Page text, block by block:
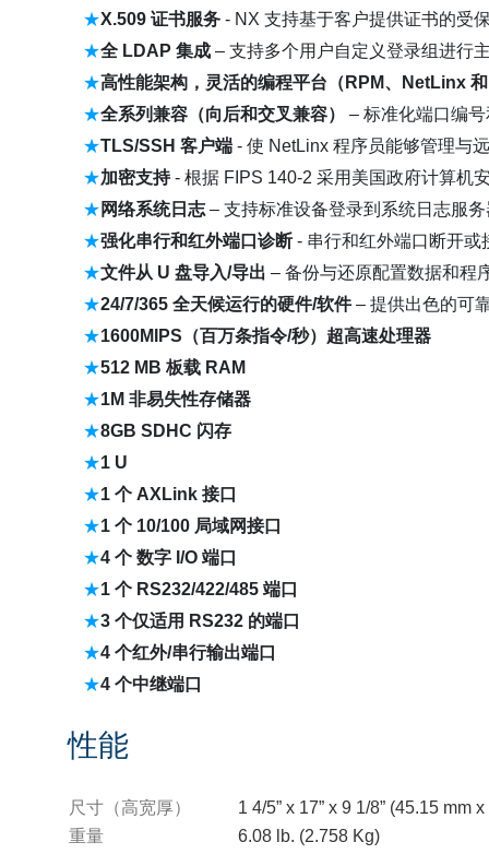
X.509 证书服务 - NX 支持基于客户提供证书的受
全 LDAP 集成 – 支持多个用户自定义登录组进行
高性能架构，灵活的编程平台（ RPM、 NetLinx 和
全系列兼容（向后和交叉兼容）
– 标准化端口编
TLS/SSH 客户端 - 使 NetLinx 程序员能够管理与
加密支持- 根据 FIPS 140-2 采用美国政府计算机
网络系统日志 – 支持标准设备登录到系统日志服务
强化串行和红外端口诊断- 串行和红外端口断开或
文件从 U 盘导入/导出 – 备份与还原配置数据和程
24/7/365 全天候运行的硬件/软件– 提供出色的可
1600MIPS （百万条指令/秒）超高速处理器
512 MB 板载 RAM
1M 非易失性存储器
8GB SDHC 闪存
1 U
1 个 AXLink 接口
1 个 10/100 局域网接口
4 个 数字 I/O 端口
1 个 RS232/422/485 端口
3 个仅适用 RS232 的端口
4 个红外/串行输出端口
4 个中继端口
性能
尺寸（高宽厚）
1 4/5” x 17” x 9 1/8” (45.15 mm
重量
6.08 lb. (2.758 Kg)